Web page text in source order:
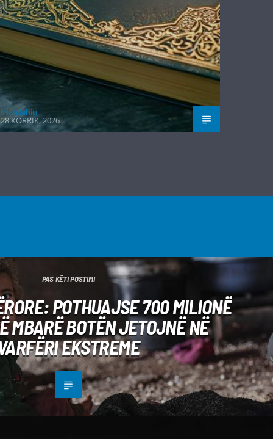
Irfan Jahiu
28 KORRIK, 2026
PAS KËTI POSTIMI
POTHUAJSE 700 MILIONË
MBARË BOTËN JETOJNË NË
EKSTREME